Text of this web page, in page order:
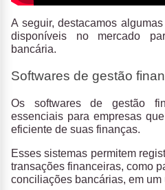
A seguir, destacamos
disponíveis no mercado
bancária.
Softwares de gestão
Os softwares de gestão
essenciais para empresas
eficiente de suas finanças.
Esses sistemas permitem
transações financeiras, como
conciliações bancárias, em um